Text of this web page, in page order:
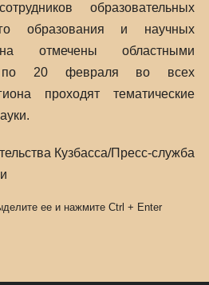
образовательных
образования и научных
отмечены областными
20 февраля во всех
проходят тематические
Кузбасса/Пресс-служба
ее и нажмите Ctrl + Enter